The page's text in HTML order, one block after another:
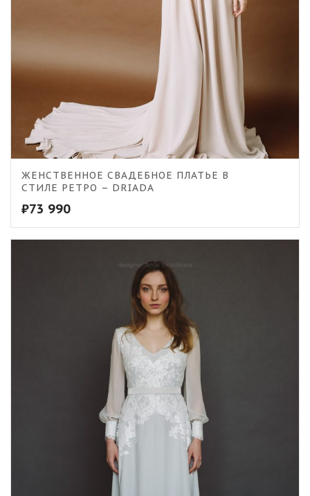
ЖЕНСТВЕННОЕ СВАДЕБНОЕ ПЛАТЬЕ В
СТИЛЕ РЕТРО – DRIADA
₽73 990